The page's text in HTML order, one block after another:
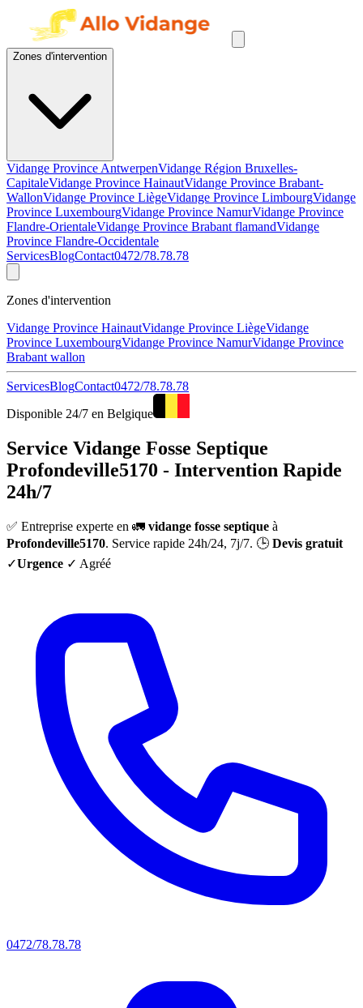
Zones d'intervention
Vidange Province AntwerpenVidange Région Bruxelles-
CapitaleVidange Province HainautVidange Province Brabant-
WallonVidange Province LiègeVidange Province LimbourgVidange
Province LuxembourgVidange Province NamurVidange Province
Flandre-OrientaleVidange Province Brabant flamandVidange
Province Flandre-Occidentale
ServicesBlogContact0472/78.78.78
Zones d'intervention
Vidange Province HainautVidange Province LiègeVidange
Province LuxembourgVidange Province NamurVidange Province
Brabant wallon
ServicesBlogContact0472/78.78.78
Disponible 24/7 en Belgique
Service Vidange Fosse Septique
Profondeville5170 - Intervention Rapide
24h/7
✅ Entreprise experte en 🚛 vidange fosse septique à
Profondeville5170. Service rapide 24h/24, 7j/7. 🕒 Devis gratuit
✓Urgence ✓ Agréé
0472/78.78.78